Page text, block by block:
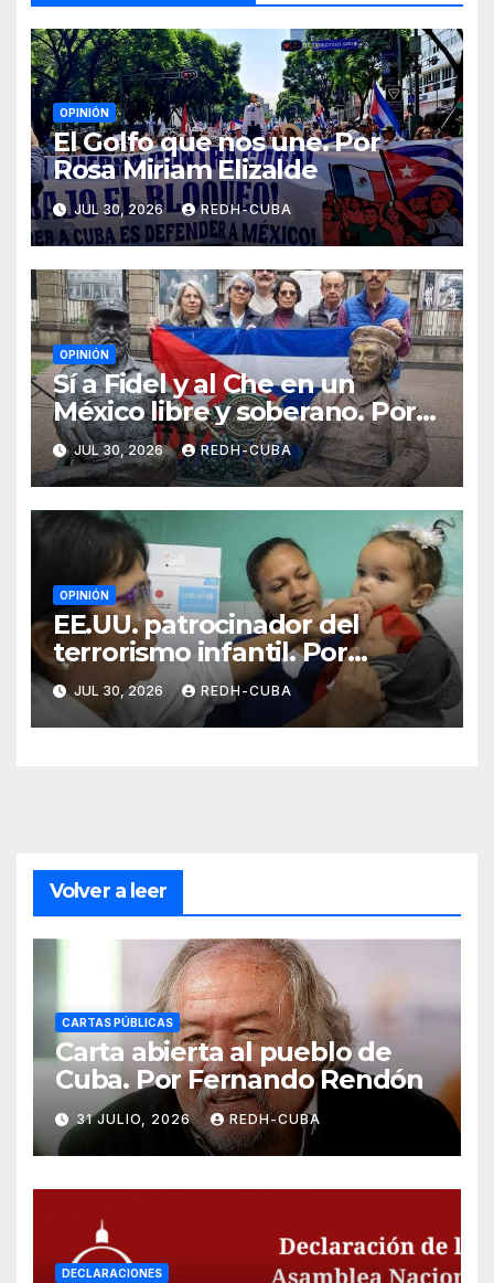
OPINIÓN
El Golfo que nos une. Por
Rosa Miriam Elizalde
JUL 30, 2026 REDH-CUBA
OPINIÓN
Sí a Fidel y al Che en un
México libre y soberano. Por
Luis Manuel Arce Issac
JUL 30, 2026 REDH-CUBA
OPINIÓN
EE.UU. patrocinador del
terrorismo infantil. Por
Ramón Pedregal Casanova
JUL 30, 2026 REDH-CUBA
Volver a leer
CARTAS PÚBLICAS
Carta abierta al pueblo de
Cuba. Por Fernando Rendón
31 JULIO, 2026 REDH-CUBA
DECLARACIONES